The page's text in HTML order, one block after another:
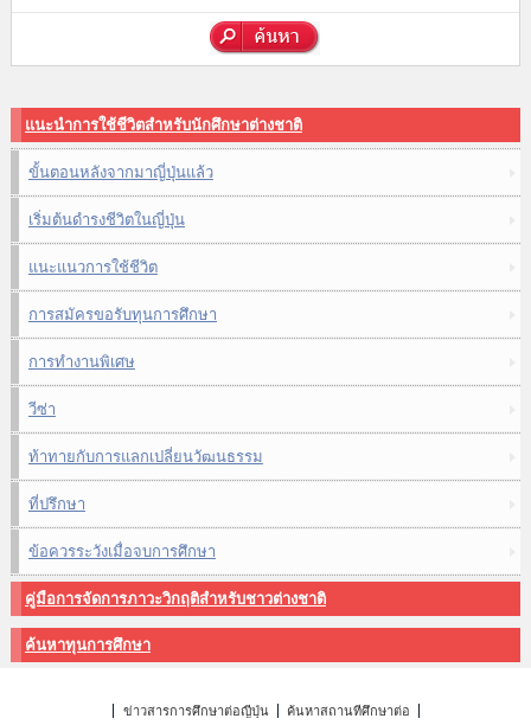
แนะนำการใช้ชีวิตสำหรับนักศึกษาต่างชาติ
ขั้นตอนหลังจากมาญี่ปุ่นแล้ว
เริ่มต้นดำรงชีวิตในญี่ปุ่น
แนะแนวการใช้ชีวิต
การสมัครขอรับทุนการศึกษา
การทำงานพิเศษ
วีซ่า
ท้าทายกับการแลกเปลี่ยนวัฒนธรรม
ที่ปรึกษา
ข้อควรระวังเมื่อจบการศึกษา
คู่มือการจัดการภาวะวิกฤติสำหรับชาวต่างชาติ
ค้นหาทุนการศึกษา
ข่าวสารการศึกษาต่อญี่ปุ่น
ค้นหาสถานที่ศึกษาต่อ